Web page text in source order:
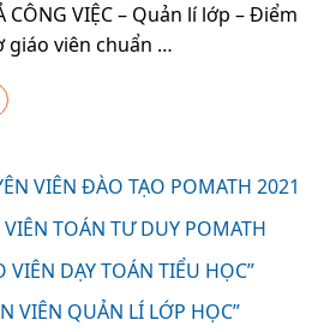
VIỆC – Quản lí lớp – Điểm
giáo viên chuẩn …
VIÊN ĐÀO TẠO POMATH 2021
TOÁN TƯ DUY POMATH
VIÊN DẠY TOÁN TIỂU HỌC”
VIÊN QUẢN LÍ LỚP HỌC”